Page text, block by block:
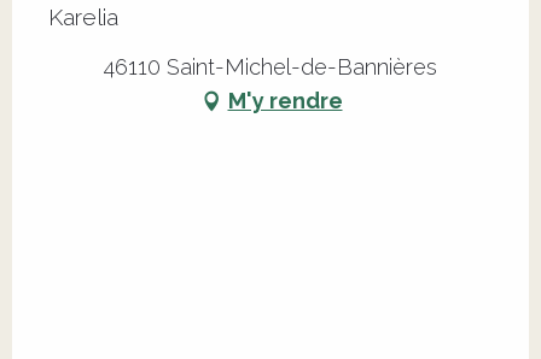
Karelia
46110 Saint-Michel-de-Bannières
M'y rendre